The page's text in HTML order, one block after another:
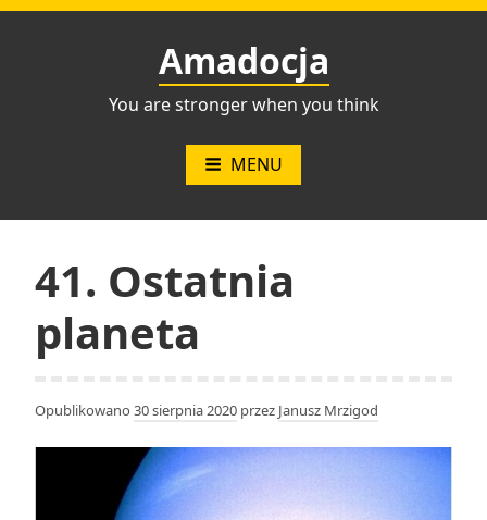
Przejdź
Amadocja
You are stronger when you think
MENU
41. Ostatnia
planeta
Opublikowano 30 sierpnia 2020 przez Janusz Mrzigod